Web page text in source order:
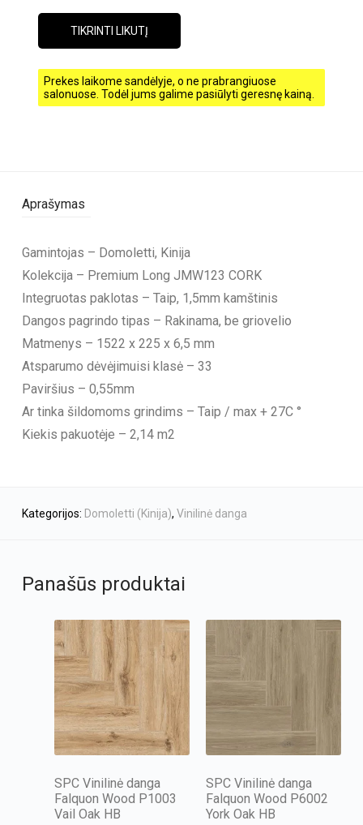
TIKRINTI LIKUTĮ
Prekes laikome sandėlyje, o ne prabrangiuose
salonuose. Todėl jums galime pasiūlyti geresnę kainą.
Aprašymas
Gamintojas – Domoletti, Kinija
Kolekcija – Premium Long JMW123 CORK
Integruotas paklotas – Taip, 1,5mm kamštinis
Dangos pagrindo tipas – Rakinama, be griovelio
Matmenys – 1522 x 225 x 6,5 mm
Atsparumo dėvėjimuisi klasė – 33
Paviršius – 0,55mm
Ar tinka šildomoms grindims – Taip / max + 27C °
Kiekis pakuotėje – 2,14 m2
Kategorijos: Domoletti (Kinija), Vinilinė danga
Panašūs produktai
SPC Vinilinė danga
Falquon Wood P1003
Vail Oak HB
SPC Vinilinė danga
Falquon Wood P6002
York Oak HB